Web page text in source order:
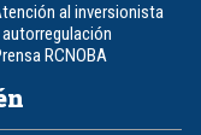
al inversionista
RCNOBA